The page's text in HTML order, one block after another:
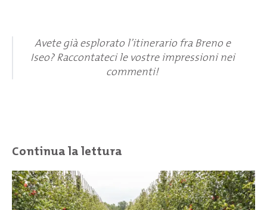
Avete già esplorato l’itinerario fra Breno e
Iseo? Raccontateci le vostre impressioni nei
commenti!
Continua la lettura